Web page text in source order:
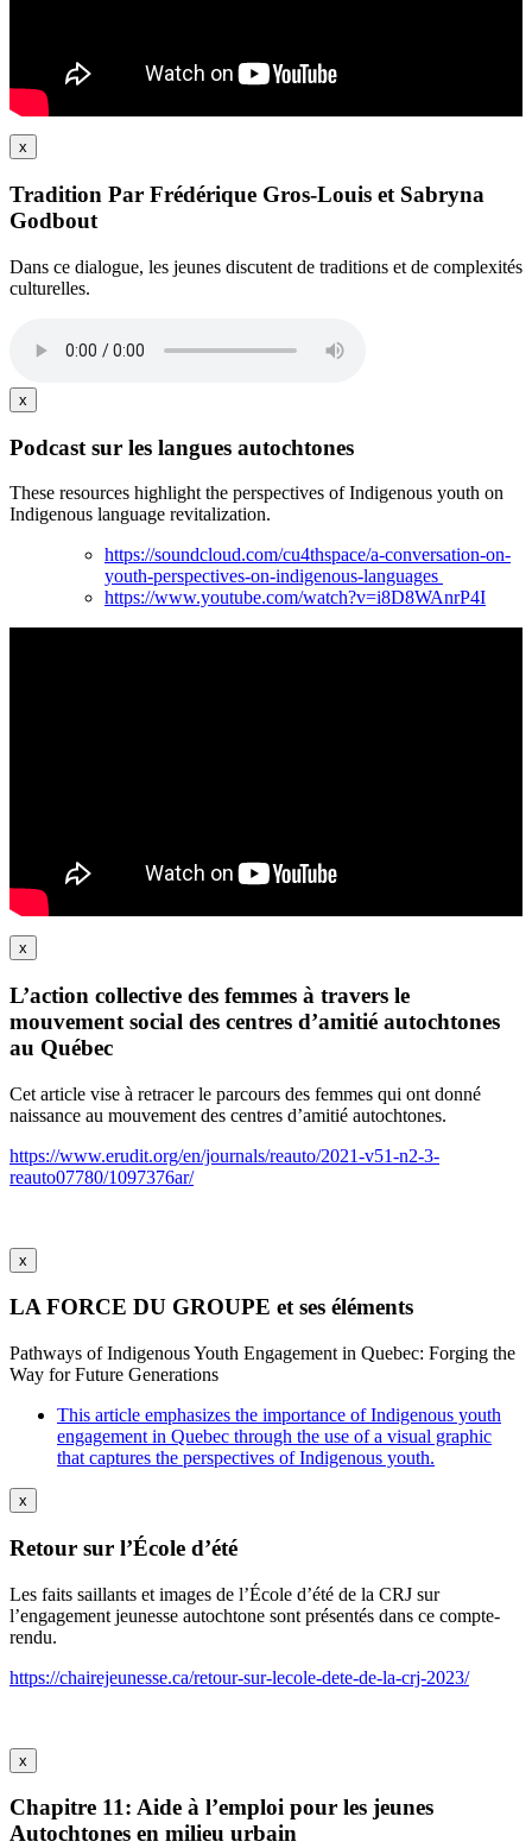
x
Tradition Par Frédérique Gros-Louis et Sabryna
Godbout
Dans ce dialogue, les jeunes discutent de traditions et de complexités
culturelles.
x
Podcast sur les langues autochtones
These resources highlight the perspectives of Indigenous youth on
Indigenous language revitalization.
https://soundcloud.com/cu4thspace/a-conversation-on-
youth-perspectives-on-indigenous-languages
https://www.youtube.com/watch?v=i8D8WAnrP4I
x
L’action collective des femmes à travers le
mouvement social des centres d’amitié autochtones
au Québec
Cet article vise à retracer le parcours des femmes qui ont donné
naissance au mouvement des centres d’amitié autochtones.
https://www.erudit.org/en/journals/reauto/2021-v51-n2-3-
reauto07780/1097376ar/
x
LA FORCE DU GROUPE et ses éléments
Pathways of Indigenous Youth Engagement in Quebec: Forging the
Way for Future Generations
This article emphasizes the importance of Indigenous youth
engagement in Quebec through the use of a visual graphic
that captures the perspectives of Indigenous youth.
x
Retour sur l’École d’été
Les faits saillants et images de l’École d’été de la CRJ sur
l’engagement jeunesse autochtone sont présentés dans ce compte-
rendu.
https://chairejeunesse.ca/retour-sur-lecole-dete-de-la-crj-2023/
x
Chapitre 11: Aide à l’emploi pour les jeunes
Autochtones en milieu urbain